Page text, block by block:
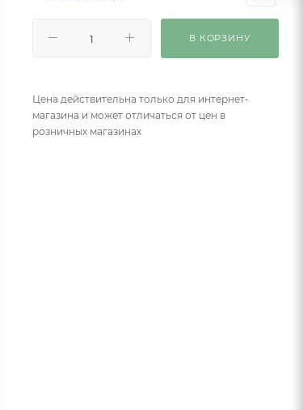
В КОРЗИНУ
Цена действительна только для интернет-
магазина и может отличаться от цен в
розничных магазинах